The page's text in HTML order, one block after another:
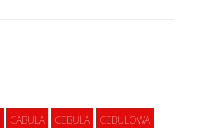
CABULA CEBULA CEBULOWA